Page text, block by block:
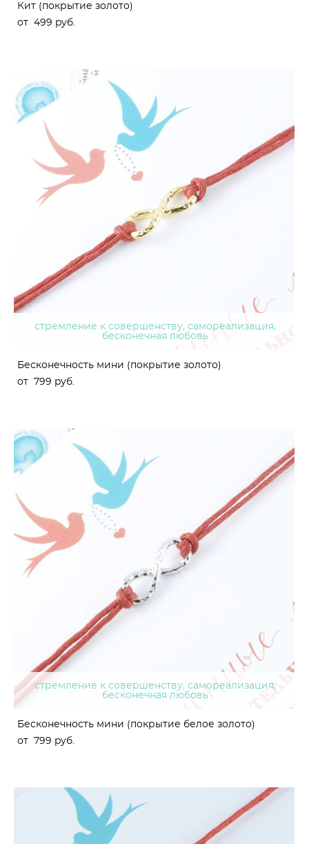
Кит (покрытие золото)
от 499 pуб.
стремление к совершенству, самореализация,
бесконечная любовь
Бесконечность мини (покрытие золото)
от 799 pуб.
стремление к совершенству, самореализация,
бесконечная любовь
Бесконечность мини (покрытие белое золото)
от 799 pуб.